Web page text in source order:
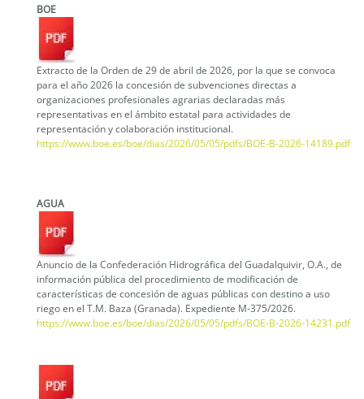
BOE
Extracto de la Orden de 29 de abril de 2026, por la que se convoca
para el año 2026 la concesión de subvenciones directas a
organizaciones profesionales agrarias declaradas más
representativas en el ámbito estatal para actividades de
representación y colaboración institucional.
https://www.boe.es/boe/dias/2026/05/05/pdfs/BOE-B-2026-14189.pdf
AGUA
Anuncio de la Confederación Hidrográfica del Guadalquivir, O.A., de
información pública del procedimiento de modificación de
características de concesión de aguas públicas con destino a uso
riego en el T.M. Baza (Granada). Expediente M-375/2026.
https://www.boe.es/boe/dias/2026/05/05/pdfs/BOE-B-2026-14231.pdf